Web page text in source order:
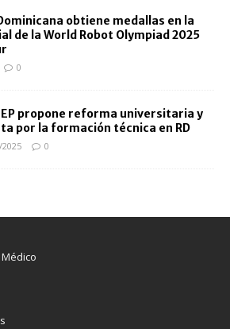
obtiene medallas en la
de la World Robot Olympiad 2025
0
propone reforma universitaria y
por la formación técnica en RD
0